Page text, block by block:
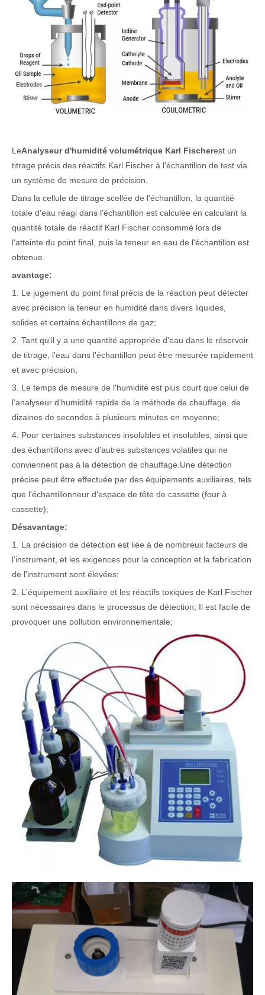
LeAnalyseur d'humidité volumétrique Karl Fischerest un
titrage précis des réactifs Karl Fischer à l'échantillon de test via
un système de mesure de précision.
Dans la cellule de titrage scellée de l'échantillon, la quantité
totale d'eau réagi dans l'échantillon est calculée en calculant la
quantité totale de réactif Karl Fischer consommé lors de
l'atteinte du point final, puis la teneur en eau de l'échantillon est
obtenue.
avantage:
1. Le jugement du point final précis de la réaction peut détecter
avec précision la teneur en humidité dans divers liquides,
solides et certains échantillons de gaz;
2. Tant qu'il y a une quantité appropriée d'eau dans le réservoir
de titrage, l'eau dans l'échantillon peut être mesurée rapidement
et avec précision;
3. Le temps de mesure de l'humidité est plus court que celui de
l'analyseur d'humidité rapide de la méthode de chauffage, de
dizaines de secondes à plusieurs minutes en moyenne;
4. Pour certaines substances insolubles et insolubles, ainsi que
des échantillons avec d'autres substances volatiles qui ne
conviennent pas à la détection de chauffage.Une détection
précise peut être effectuée par des équipements auxiliaires, tels
que l'échantillonneur d'espace de tête de cassette (four à
cassette);
Désavantage:
1. La précision de détection est liée à de nombreux facteurs de
l'instrument, et les exigences pour la conception et la fabrication
de l'instrument sont élevées;
2. L'équipement auxiliaire et les réactifs toxiques de Karl Fischer
sont nécessaires dans le processus de détection; Il est facile de
provoquer une pollution environnementale;